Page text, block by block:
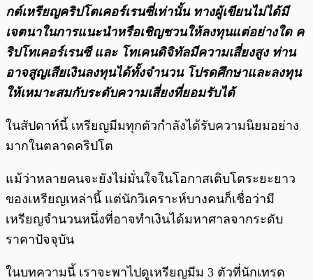
กต์เหรียญคริปโตเคอร์เรนซี่เท่านั้น ทางผู้เขียนไม่ได้มี
เจตนาในการแนะนำหรือเชิญชวนให้ลงทุนแต่อย่างใด ค
ริปโทเคอร์เรนซี และ โทเคนดิจิทัลมีความเสี่ยงสูง ท่าน
อาจสูญเสียเงินลงทุนได้ทั้งจํานวน โปรดศึกษาและลงทุน
ให้เหมาะสมกับระดับความเสี่ยงที่ยอมรับได้
ในสัปดาห์นี้ เหรียญมีมทุกตัวกำลังได้รับความนิยมอย่าง
มากในตลาดคริปโต
แม้ว่าหลายคนจะยังไม่มั่นใจในโอกาสเติบโตระยะยาว
ของเหรียญเหล่านี้ แต่นักวิเคราะห์บางคนก็เชื่อว่ามี
เหรียญจำนวนหนึ่งที่อาจทำเงินได้มหาศาลจากระดับ
ราคาปัจจุบัน
ในบทความนี้ เราจะพาไปดูเหรียญมีม 3 ตัวที่นักเทรด